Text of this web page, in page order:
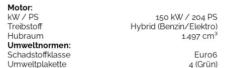
Motor:
kW / PS
150 kW / 204 PS
Treibstoff
Hybrid (Benzin/Elektro)
Hubraum
1.497 cm³
Umweltnormen:
Schadstoffklasse
Euro6
Umweltplakette
4 (Grün)